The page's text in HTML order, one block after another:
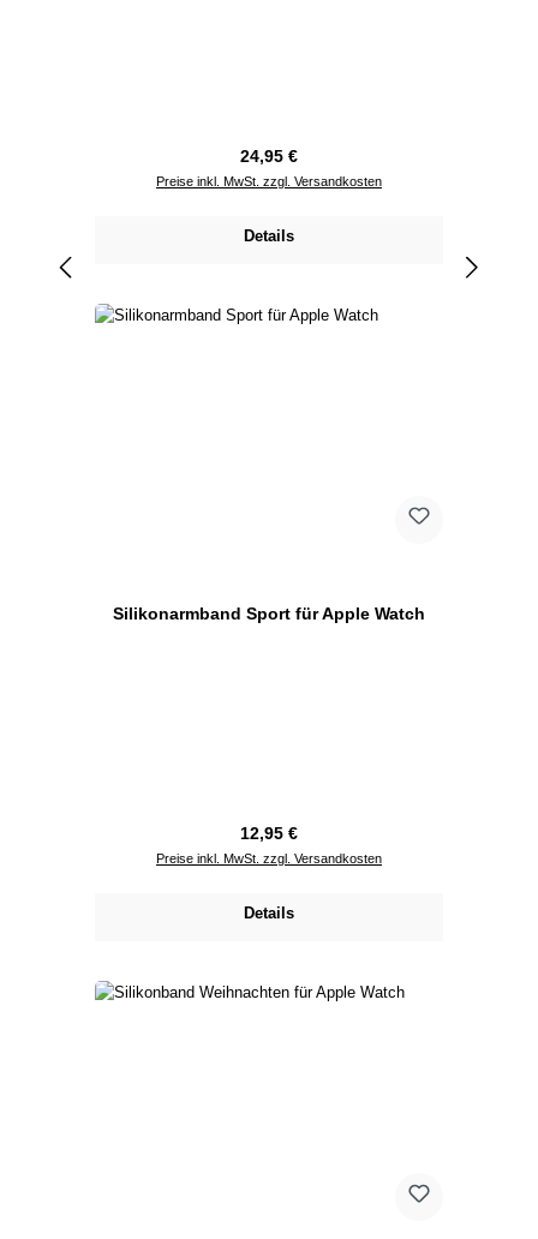
Regulärer Preis:
24,95 €
Preise inkl. MwSt. zzgl. Versandkosten
Details
Silikonarmband Sport für Apple Watch
Regulärer Preis:
12,95 €
Preise inkl. MwSt. zzgl. Versandkosten
Details